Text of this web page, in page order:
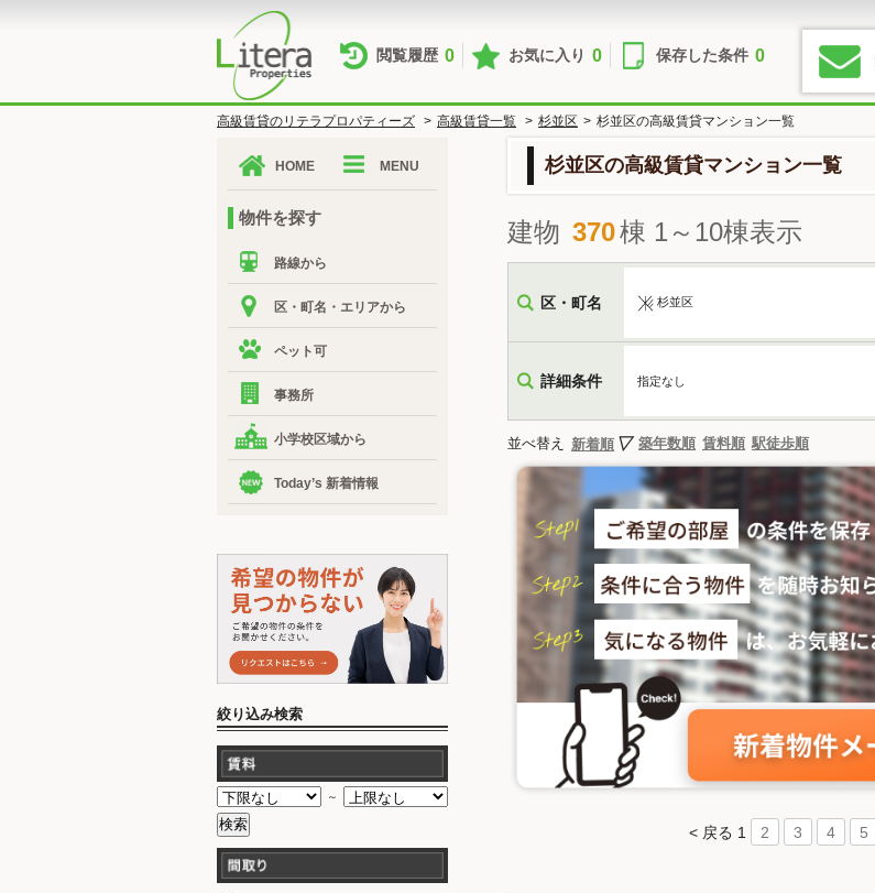
閲覧履歴 0 お気に入り 0 保存した条件 0
高級賃貸のリテラプロパティーズ > 高級賃貸一覧 > 杉並区 > 杉並区の高級賃貸マンション一覧
杉並区の高級賃貸マンション一覧
建物 370棟 1～10棟表示
区・町名 杉並区
詳細条件 指定なし
並べ替え 新着順 築年数順 賃料順 駅徒歩順
< 戻る 1 2 3 4 5
HOME MENU
物件を探す
路線から
区・町名・エリアから
ペット可
事務所
小学校区域から
Today’s 新着情報
絞り込み検索
～